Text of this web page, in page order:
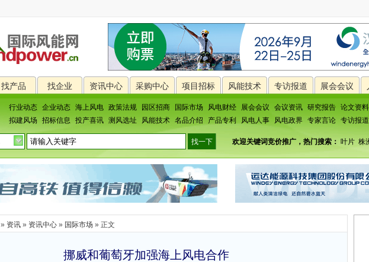
找产品 找企业 资讯中心 采购中心 项目招标 风能技术 专访报道 展会会议
行业动态 企业动态 海上风电 政策法规 园区招商 国际市场 风电财经 展会会议 会议资讯 研究报告 论文资料
拟建风场
招标信息 投产喜讯 测风选址 风能技术 名品介绍 产品专利 风电人事 风电政界 专家言论 专访报道
欢迎关键词竞价推广，热门搜索： 叶片 株
» 资讯 » 资讯中心 » 国际市场 » 正文
挪威和葡萄牙加强海上风电合作